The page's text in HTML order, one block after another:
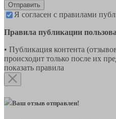
Отправить
Я согласен с правилами
Правила публикации
• Публикация контента
происходит только после их
показать правила
Ваш отзыв отправлен!